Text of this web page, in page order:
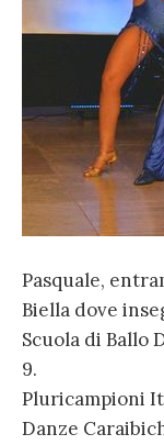
Pasquale,
Biella dove
Scuola di Ballo
9.
Pluricampioni
Danze